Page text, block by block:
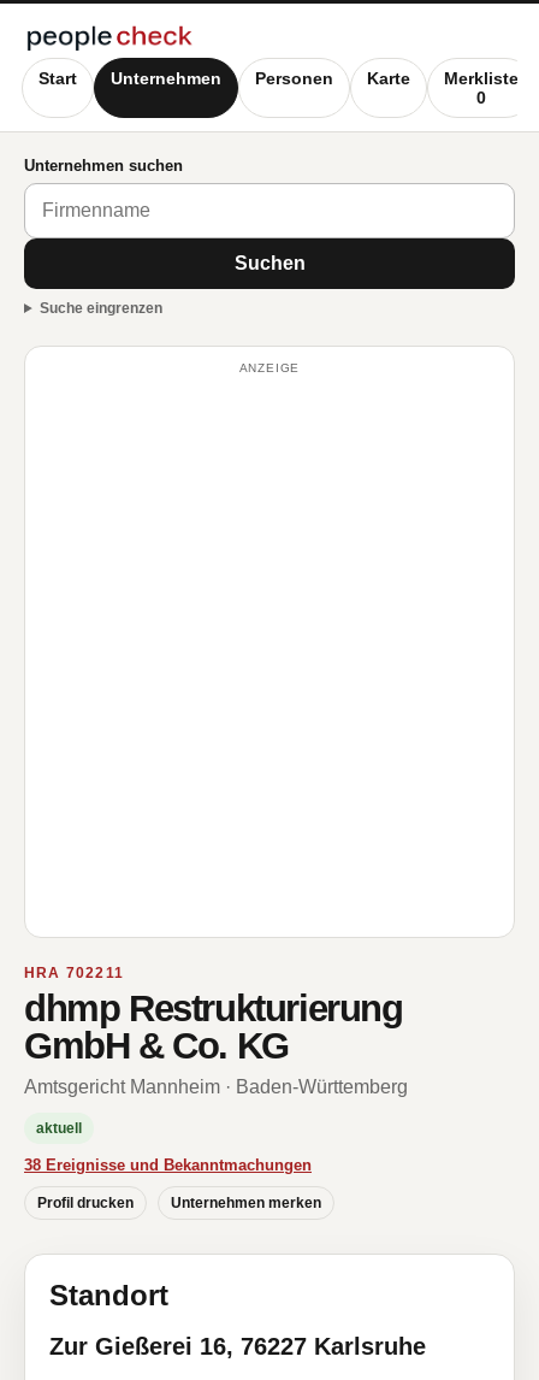
Start Unternehmen Personen Karte
Merkliste
0
Unternehmen suchen
Suchen
Suche eingrenzen
ANZEIGE
HRA 702211
dhmp Restrukturierung
GmbH & Co. KG
Amtsgericht Mannheim · Baden-Württemberg
aktuell
38 Ereignisse und Bekanntmachungen
Profil drucken Unternehmen merken
Standort
Zur Gießerei 16, 76227 Karlsruhe